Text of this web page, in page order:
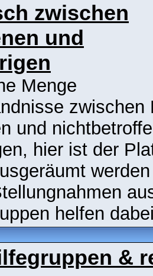
zwischen
und
Menge
zwischen
und
hier ist der
werden
helfen
&